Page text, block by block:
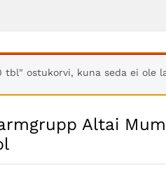
tbl" ostukorvi, kuna seda ei ole
Altai